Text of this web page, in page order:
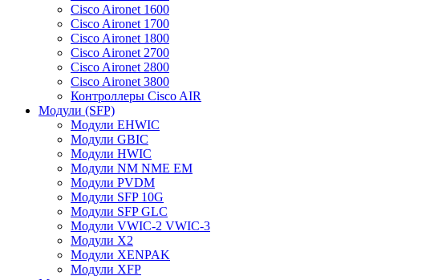
Cisco Aironet 1600
Cisco Aironet 1700
Cisco Aironet 1800
Cisco Aironet 2700
Cisco Aironet 2800
Cisco Aironet 3800
Контроллеры Cisco AIR
Модули (SFP)
Модули EHWIC
Модули GBIC
Модули HWIC
Модули NM NME EM
Модули PVDM
Модули SFP 10G
Модули SFP GLC
Модули VWIC-2 VWIC-3
Модули X2
Модули XENPAK
Модули XFP